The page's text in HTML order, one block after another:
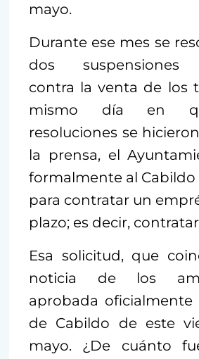
mayo.
Durante ese mes se
dos suspensiones
contra la venta de los
mismo día en
resoluciones se
la prensa, el
formalmente al Cabildo
para contratar un
plazo; es decir,
Esa solicitud, que
noticia de los
aprobada oficialmente
de Cabildo de este
mayo. ¿De cuánto